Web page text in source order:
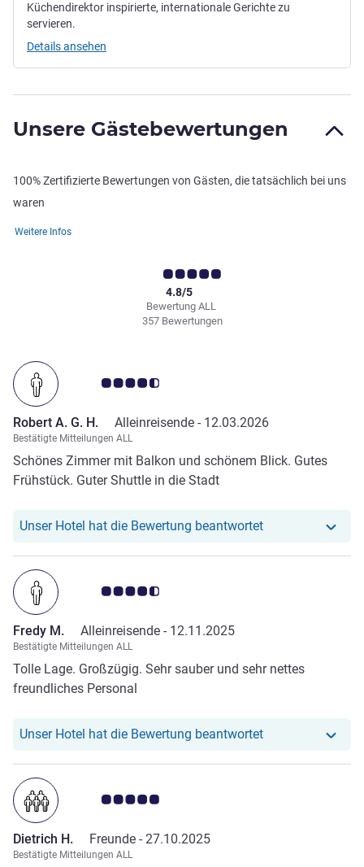
Küchendirektor inspirierte, internationale Gerichte zu
servieren.
Details ansehen
Unsere Gästebewertungen
100% Zertifizierte Bewertungen von Gästen, die tatsächlich bei uns
waren
Weitere Infos
Bewertung ALL
4.8/5
357 Bewertungen
Note Kundenmeinungen 4.5/5
Robert A. G. H. Alleinreisende - 12.03.2026
Bestätigte Mitteilungen ALL
Schönes Zimmer mit Balkon und schönem Blick. Gutes
Frühstück. Guter Shuttle in die Stadt
Unser Hotel hat die Bewertung beantwortetUnser Hotel hat
Note Kundenmeinungen 4.5/5
Fredy M. Alleinreisende - 12.11.2025
Bestätigte Mitteilungen ALL
Tolle Lage. Großzügig. Sehr sauber und sehr nettes
freundliches Personal
Unser Hotel hat die Bewertung beantwortetUnser Hotel hat
Note Kundenmeinungen 5.0/5
Dietrich H. Freunde - 27.10.2025
Bestätigte Mitteilungen ALL